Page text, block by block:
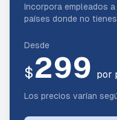
Incorpora empleados
países donde no
Desde
$299 por
Los precios varían